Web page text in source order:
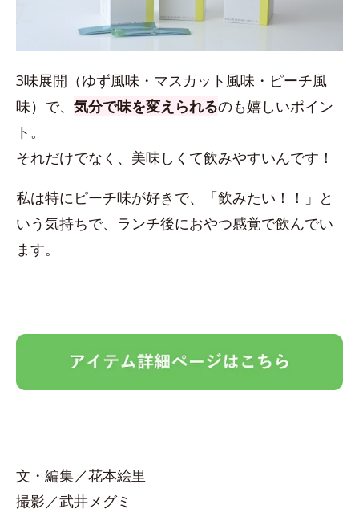
3味展開（ゆず風味・マスカット風味・ピーチ風
味）で、 気分で味を変えられるのも嬉しいポイン
ト。
それだけでなく、美味しくて飲みやすいんです！
私は特にピーチ味が好きで、「飲みたい！！」と
いう気持ちで、ランチ後におやつ感覚で飲んでい
ます。
文・編集／花本絵里
撮影／武井メグミ